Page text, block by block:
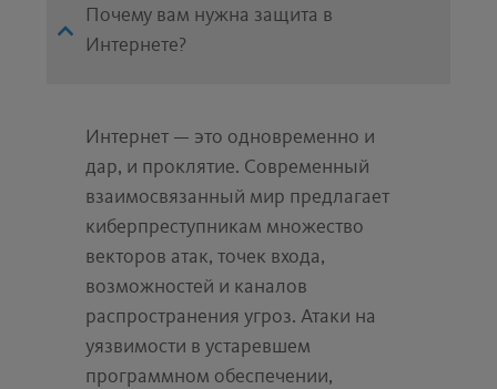
поддержки по электронной почте
Только 100 % защиты.
* Входит в бесплатное расширение браузера Avira
Почему вам нужна защита в
Интернете?
Интернет — это одновременно и
дар, и проклятие. Современный
взаимосвязанный мир предлагает
киберпреступникам множество
векторов атак, точек входа,
возможностей и каналов
распространения угроз. Атаки на
уязвимости в устаревшем
программном обеспечении,